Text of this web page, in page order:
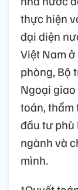
thực hiện
đại diện
Việt Nam
phòng, Bộ
Ngoại
toán, thẩm
đầu tư phù
ngành và
mình.